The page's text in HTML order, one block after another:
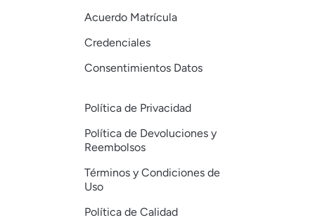
Acuerdo Matrícula
Credenciales
Consentimientos Datos
Política de Privacidad
Política de Devoluciones y
Reembolsos
Términos y Condiciones de
Uso
Política de Calidad